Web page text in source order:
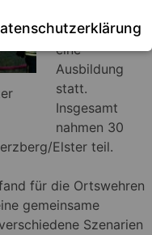
Falkenberg
eine
Ausbildung
statt.
Insgesamt
nahmen 30
Elster teil.
für die Ortswehren
gemeinsame
Szenarien